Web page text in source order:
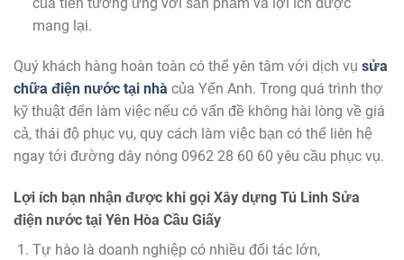
mang lại.
Quý khách hàng hoàn toàn có thể yên tâm với dịch vụ sửa
chữa điện nước tại nhà của Yến Anh. Trong quá trình thợ
kỹ thuật đến làm việc nếu có vấn đề không hài lòng về giá
cả, thái độ phục vụ, quy cách làm việc bạn có thể liên hệ
ngay tới đường dây nóng 0962 28 60 60 yêu cầu phục vụ.
Lợi ích bạn nhận được khi gọi Xây dựng Tú Linh Sửa
điện nước tại Yên Hòa Cầu Giấy
Tự hào là doanh nghiệp có nhiều đối tác lớn,